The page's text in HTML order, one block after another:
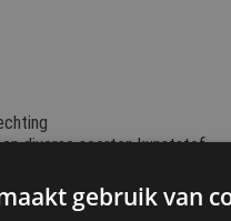
en diverse soorten kunststof
gebruik van